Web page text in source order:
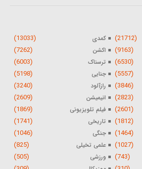
(21712) کمدی (13033)
(9163) اکشن (7262)
(6530) ترسناک (6003)
(5557) جنایی (5198)
(3846) رازآلود (3240)
(2823) انیمیشن (2609)
(2601) فیلم تلویزیونی (1869)
(1812) تاریخی (1741)
(1464) جنگی (1046)
(1027) علمی تخیلی (825)
(743) ورزشی (505)